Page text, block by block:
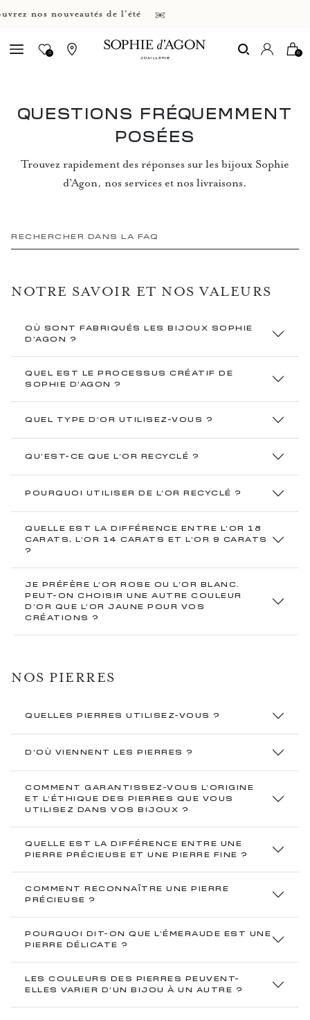
nos nouveautés de l'été
0 0
QUESTIONS FRÉQUEMMENT
POSÉES
Trouvez rapidement des réponses sur les bijoux Sophie
d'Agon, nos services et nos livraisons.
NOTRE SAVOIR ET NOS VALEURS
OÙ SONT FABRIQUÉS LES BIJOUX SOPHIE
D’AGON ?
QUEL EST LE PROCESSUS CRÉATIF DE
SOPHIE D’AGON ?
QUEL TYPE D’OR UTILISEZ-VOUS ?
QU’EST-CE QUE L’OR RECYCLÉ ?
POURQUOI UTILISER DE L’OR RECYCLÉ ?
QUELLE EST LA DIFFÉRENCE ENTRE L’OR 18
CARATS, L’OR 14 CARATS ET L’OR 9 CARATS
?
JE PRÉFÈRE L’OR ROSE OU L’OR BLANC.
PEUT-ON CHOISIR UNE AUTRE COULEUR
D’OR QUE L’OR JAUNE POUR VOS
CRÉATIONS ?
NOS PIERRES
QUELLES PIERRES UTILISEZ-VOUS ?
D’OÙ VIENNENT LES PIERRES ?
COMMENT GARANTISSEZ-VOUS L’ORIGINE
ET L’ÉTHIQUE DES PIERRES QUE VOUS
UTILISEZ DANS VOS BIJOUX ?
QUELLE EST LA DIFFÉRENCE ENTRE UNE
PIERRE PRÉCIEUSE ET UNE PIERRE FINE ?
COMMENT RECONNAÎTRE UNE PIERRE
PRÉCIEUSE ?
POURQUOI DIT-ON QUE L’ÉMERAUDE EST UNE
PIERRE DÉLICATE ?
LES COULEURS DES PIERRES PEUVENT-
ELLES VARIER D’UN BIJOU À UN AUTRE ?